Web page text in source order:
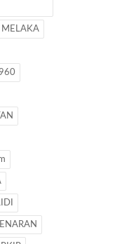
MELAKA